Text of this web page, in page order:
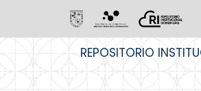
REPOSITORIO